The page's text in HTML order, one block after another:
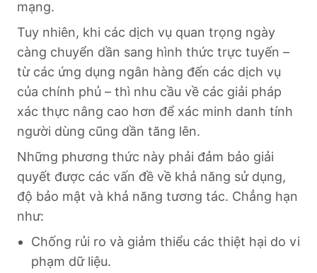
mạng.
Tuy nhiên, khi các dịch vụ quan trọng ngày
càng chuyển dần sang hình thức trực tuyến –
từ các ứng dụng ngân hàng đến các dịch vụ
của chính phủ – thì nhu cầu về các giải pháp
xác thực nâng cao hơn để xác minh danh tính
người dùng cũng dần tăng lên.
Những phương thức này phải đảm bảo giải
quyết được các vấn đề về khả năng sử dụng,
độ bảo mật và khả năng tương tác. Chẳng hạn
như:
Chống rủi ro và giảm thiểu các thiệt hại do vi
phạm dữ liệu.